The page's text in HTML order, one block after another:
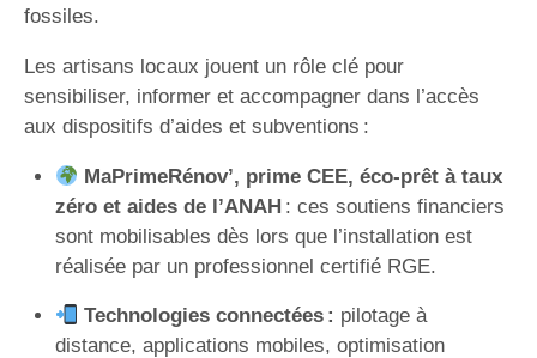
fossiles.
Les artisans locaux jouent un rôle clé pour
sensibiliser, informer et accompagner dans l’accès
aux dispositifs d’aides et subventions :
MaPrimeRénov’, prime CEE, éco-prêt à taux
zéro et aides de l’ANAH : ces soutiens financiers
sont mobilisables dès lors que l’installation est
réalisée par un professionnel certifié RGE.
Technologies connectées : pilotage à
distance, applications mobiles, optimisation